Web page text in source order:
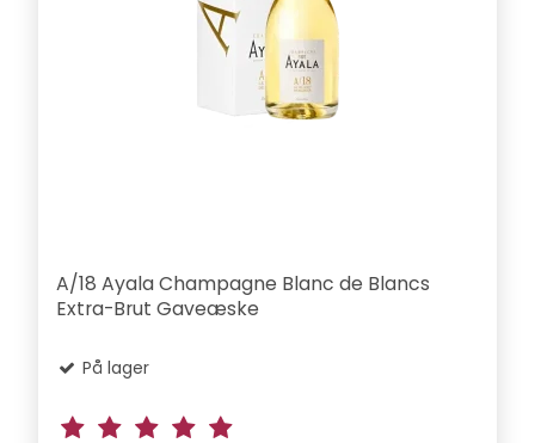
A/18 Ayala Champagne Blanc de Blancs
Extra-Brut Gaveæske
På lager